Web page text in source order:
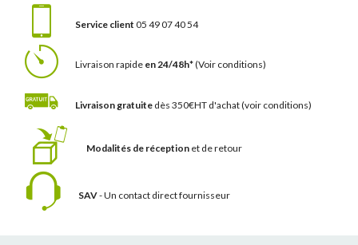
Service client 05 49 07 40 54
Livraison rapide en 24/48h*(Voir conditions)
Livraison gratuite dès 350€HT d'achat(voir conditions)
Modalités de réception et de retour
SAV- Un contact direct fournisseur